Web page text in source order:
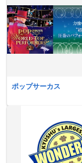
ポップサーカス